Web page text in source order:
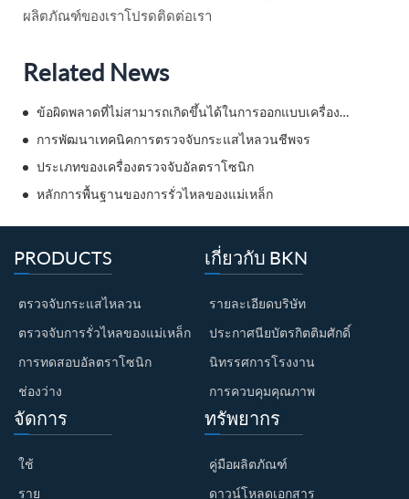
ผลิตภัณฑ์ของเราโปรดติดต่อเรา
Related News
ข้อผิดพลาดที่ไม่สามารถเกิดขึ้นได้ในการออกแบบเครื่องจักรที่ไม่ได้มาตรฐาน
การพัฒนาเทคนิคการตรวจจับกระแสไหลวนชีพจร
ประเภทของเครื่องตรวจจับอัลตราโซนิก
หลักการพื้นฐานของการรั่วไหลของแม่เหล็ก
PRODUCTS
ตรวจจับกระแสไหลวน
ตรวจจับการรั่วไหลของแม่เหล็ก
การทดสอบอัลตราโซนิก
ช่องว่าง
เกี่ยวกับ BKN
รายละเอียดบริษัท
ประกาศนียบัตรกิตติมศักดิ์
นิทรรศการโรงงาน
การควบคุมคุณภาพ
จัดการ
ใช้
ราย
ทรัพยากร
คู่มือผลิตภัณฑ์
ดาวน์โหลดเอกสาร